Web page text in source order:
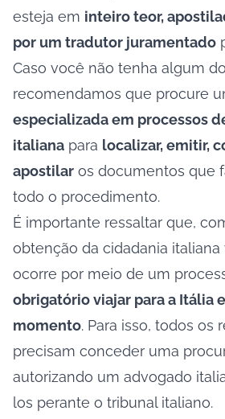
esteja em inteiro teor,
por um tradutor juramentado
Caso você não tenha algum
recomendamos que procure
especializada em processos
italiana para localizar, emitir,
apostilar os documentos que
todo o procedimento.
É importante ressaltar que,
obtenção da cidadania italiana
ocorre por meio de um
obrigatório viajar para a Itália
momento. Para isso, todos os
precisam conceder uma
autorizando um advogado
los perante o tribunal italiano.